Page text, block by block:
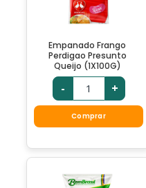
Empanado Frango
Perdigao Presunto
Queijo (1X100G)
- +
Comprar